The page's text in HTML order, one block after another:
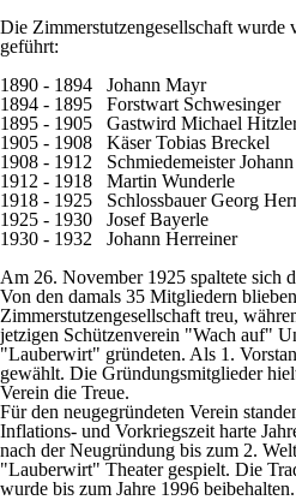
Die Zimmerstutzengesellschaft wurde
geführt:
1890 - 1894 Johann Mayr
1894 - 1895 Forstwart Schwesinger
1895 - 1905 Gastwird Michael
1905 - 1908 Käser Tobias Breckel
1908 - 1912 Schmiedemeister
1912 - 1918 Martin Wunderle
1918 - 1925 Schlossbauer Georg
1925 - 1930 Josef Bayerle
1930 - 1932 Johann Herreiner
Am 26. November 1925 spaltete sich
Von den damals 35 Mitgliedern
Zimmerstutzengesellschaft treu,
jetzigen Schützenverein "Wach auf"
"Lauberwirt" gründeten. Als 1.
gewählt. Die Gründungsmitglieder
Verein die Treue.
Für den neugegründeten Verein
Inflations- und Vorkriegszeit harte
nach der Neugründung bis zum 2.
"Lauberwirt" Theater gespielt. Die
wurde bis zum Jahre 1996 beibehalten.